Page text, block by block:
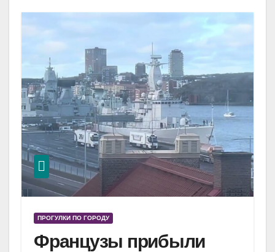
ПРОГУЛКИ ПО ГОРОДУ
Французы прибыли